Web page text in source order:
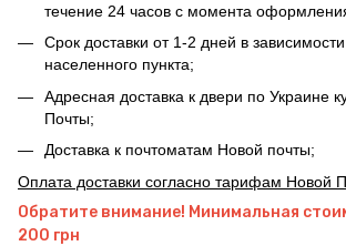
течение 24 часов с момента
Срок доставки от 1-2 дней в
населенного пункта;
Адресная доставка к двери по Украине
Почты;
Доставка к почтоматам Новой почты;
Оплата доставки согласно тарифам Новой
Обратите внимание! Минимальная
200 грн